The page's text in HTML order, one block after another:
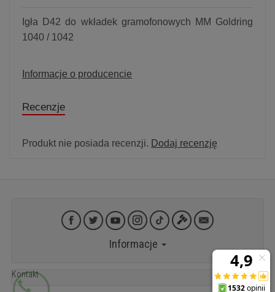
Igła D42 do wkładek gramofonowych MM Goldring
1040 / 1042
Informacje o producencie
Recenzje
Produkt nie posiada recenzji. Dodaj recenzję
Informacje
Kontakt